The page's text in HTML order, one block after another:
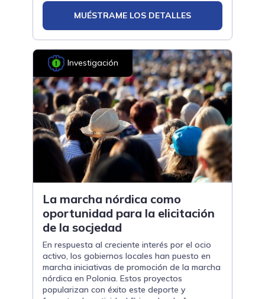
MUÉSTRAME LOS DETALLES
Investigación
La marcha nórdica como
oportunidad para la elicitación
de la socjedad
En respuesta al creciente interés por el ocio
activo, los gobiernos locales han puesto en
marcha iniciativas de promoción de la marcha
nórdica en Polonia. Estos proyectos
popularizan con éxito este deporte y